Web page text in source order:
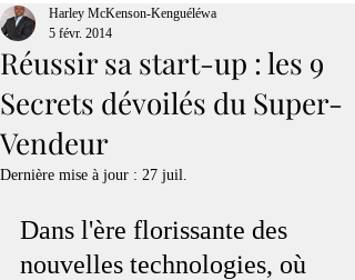
Réussir sa start-up : les 9
Secrets dévoilés du Super-
Vendeur
Harley McKenson-Kenguéléwa
5 févr. 2014
Dernière mise à jour : 27 juil.
Dans l'ère florissante des
nouvelles technologies, où